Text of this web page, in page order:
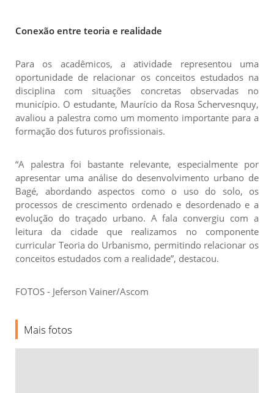
Conexão entre teoria e realidade
Para os acadêmicos, a atividade representou uma
oportunidade de relacionar os conceitos estudados na
disciplina com situações concretas observadas no
município. O estudante, Maurício da Rosa Schervesnquy,
avaliou a palestra como um momento importante para a
formação dos futuros profissionais.
“A palestra foi bastante relevante, especialmente por
apresentar uma análise do desenvolvimento urbano de
Bagé, abordando aspectos como o uso do solo, os
processos de crescimento ordenado e desordenado e a
evolução do traçado urbano. A fala convergiu com a
leitura da cidade que realizamos no componente
curricular Teoria do Urbanismo, permitindo relacionar os
conceitos estudados com a realidade”, destacou.
FOTOS - Jeferson Vainer/Ascom
Mais fotos